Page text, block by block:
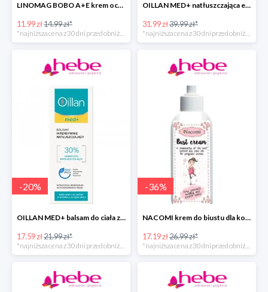
LINOMAG BOBO A+E krem ochronny dla dzieci i niemowląt od 1. dnia życia
11.99 zł14.99 zł*
*najniższa cena z 30 dni przed obniżką
OILLAN MED+ natłuszczająca emulsja do kąpieli
31.99 zł39.99 zł*
*najniższa cena z 30 dni przed obniżką
-20%
OILLAN MED+ balsam do ciała z kompleksem natłuszczającym
17.59 zł21.99 zł*
-36%
NACOMI krem do biustu dla kobiet w ciąży
17.19 zł26.99 zł*